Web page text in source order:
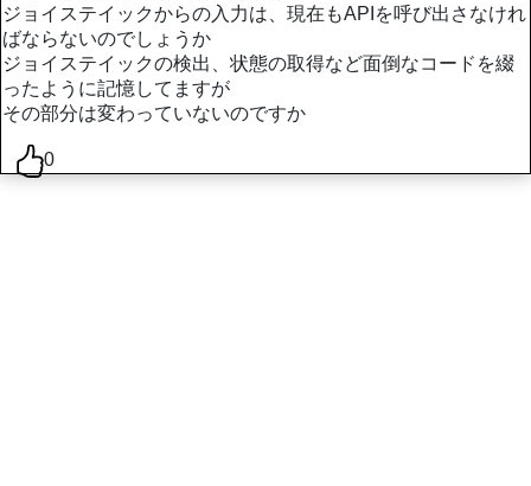
ジョイステイックからの入力は、現在もAPIを呼び出さなけれ
ばならないのでしょうか
ジョイステイックの検出、状態の取得など面倒なコードを綴
ったように記憶してますが
その部分は変わっていないのですか
0